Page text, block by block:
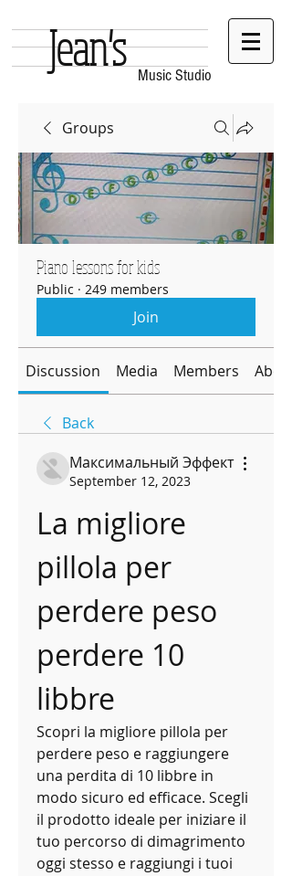
Music Studio
Jean's
Groups
Piano lessons for kids
Public · 249 members
Join
Discussion Media Members About
Back
Максимальный Эффект
September 12, 2023
La migliore
pillola per
perdere peso
perdere 10
libbre
Scopri la migliore pillola per
perdere peso e raggiungere
una perdita di 10 libbre in
modo sicuro ed efficace. Scegli
il prodotto ideale per iniziare il
tuo percorso di dimagrimento
oggi stesso e raggiungi i tuoi